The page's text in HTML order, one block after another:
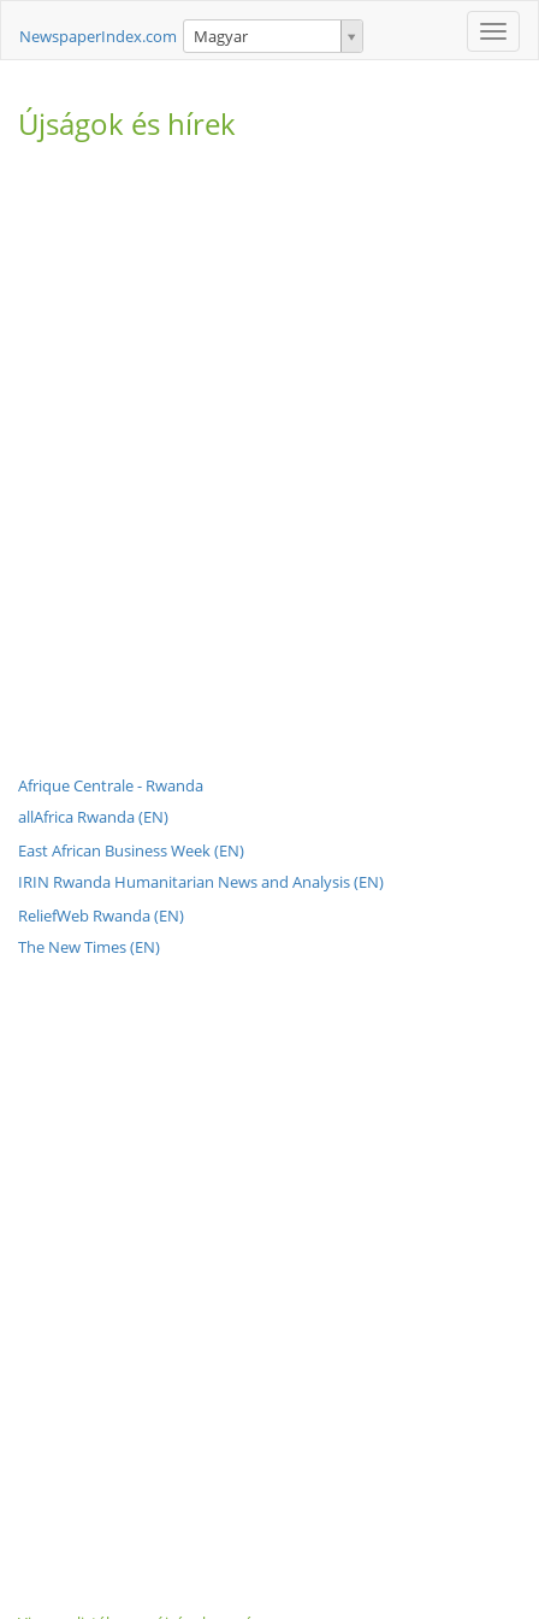
Toggle
NewspaperIndex.com Magyar
Újságok és hírek
Afrique Centrale - Rwanda
allAfrica Rwanda (EN)
East African Business Week (EN)
IRIN Rwanda Humanitarian News and Analysis (EN)
ReliefWeb Rwanda (EN)
The New Times (EN)